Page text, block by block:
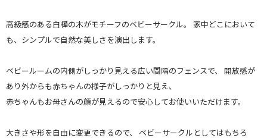
高級感のある白樺の木がモチーフのベビーサークル。 家中どこにおいて
も、シンプルで自然な美しさを演出します。
ベビールームの内側がしっかり見える広い間隔のフェンスで、 開放感が
あり外からも赤ちゃんの様子がしっかりと見え、
赤ちゃんもお母さんの顔が見えるので安心してお使いいただけます。
大きさや形を自由に変更できるので、 ベビーサークルとしてはもちろ